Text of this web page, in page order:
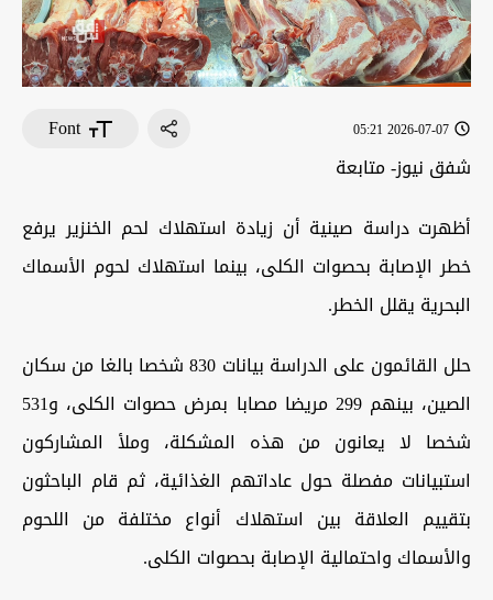
2026-07-07 05:21
Font
شفق نيوز- متابعة
أظهرت دراسة صينية أن زيادة استهلاك لحم الخنزير يرفع
خطر الإصابة بحصوات الكلى، بينما استهلاك لحوم الأسماك
البحرية يقلل الخطر.
حلل القائمون على الدراسة بيانات 830 شخصا بالغا من سكان
الصين، بينهم 299 مريضا مصابا بمرض حصوات الكلى، و531
شخصا لا يعانون من هذه المشكلة، وملأ المشاركون
استبيانات مفصلة حول عاداتهم الغذائية، ثم قام الباحثون
بتقييم العلاقة بين استهلاك أنواع مختلفة من اللحوم
والأسماك واحتمالية الإصابة بحصوات الكلى.